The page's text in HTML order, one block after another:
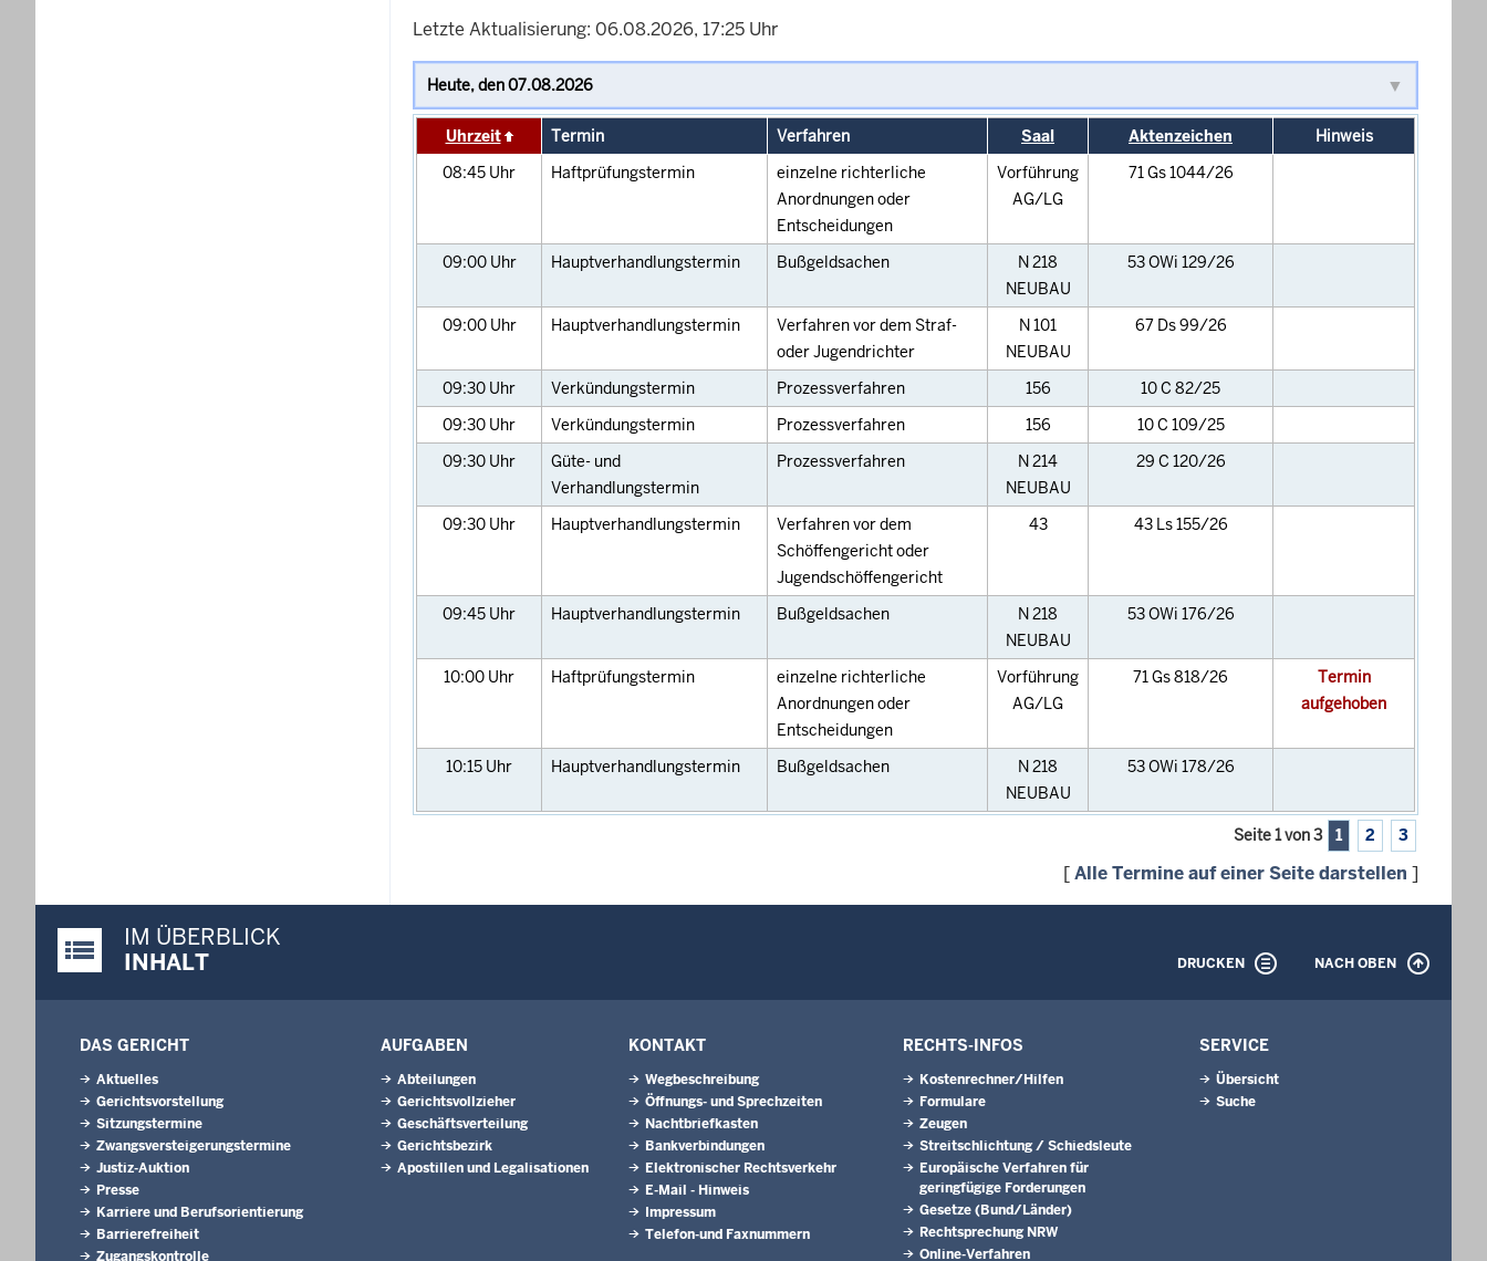
Letzte Aktualisierung: 06.08.2026, 17:25 Uhr
Uhrzeit Termin Verfahren Saal Aktenzeichen
Hinweis
08:45 Uhr Haftprüfungstermin
einzelne richterliche
Anordnungen oder
Entscheidungen
Vorführung
AG/LG
71 Gs 1044/26
09:00 Uhr Hauptverhandlungstermin Bußgeldsachen
N 218
NEUBAU
53 OWi 129/26
09:00 Uhr Hauptverhandlungstermin
Verfahren vor dem Straf-
oder Jugendrichter
N 101
NEUBAU
67 Ds 99/26
09:30 Uhr Verkündungstermin Prozessverfahren 156
10 C 82/25
09:30 Uhr Verkündungstermin Prozessverfahren 156
10 C 109/25
09:30 Uhr
Güte- und
Verhandlungstermin
Prozessverfahren
N 214
NEUBAU
29 C 120/26
09:30 Uhr Hauptverhandlungstermin
Verfahren vor dem
Schöffengericht oder
Jugendschöffengericht
43 43 Ls 155/26
09:45 Uhr Hauptverhandlungstermin Bußgeldsachen
N 218
NEUBAU
53 OWi 176/26
10:00 Uhr Haftprüfungstermin
einzelne richterliche
Anordnungen oder
Entscheidungen
Vorführung
AG/LG
71 Gs 818/26
Termin
aufgehoben
10:15 Uhr Hauptverhandlungstermin Bußgeldsachen
N 218
NEUBAU
53 OWi 178/26
Seite 1 von 3 1 2 3
[Alle Termine auf einer Seite darstellen ]
Justiz-Portal im Überblick:
IM ÜBERBLICK
INHALT
DRUCKEN NACH OBEN
DAS GERICHT
Aktuelles
Gerichtsvorstellung
Sitzungstermine
Zwangsversteigerungstermine
Justiz-Auktion
Presse
Karriere und Berufsorientierung
Barrierefreiheit
Zugangskontrolle
AUFGABEN
Abteilungen
Gerichtsvollzieher
Geschäftsverteilung
Gerichtsbezirk
Apostillen und Legalisationen
KONTAKT
Wegbeschreibung
Öffnungs- und Sprechzeiten
Nachtbriefkasten
Bankverbindungen
Elektronischer Rechtsverkehr
E-Mail - Hinweis
Impressum
Telefon-und Faxnummern
RECHTS-INFOS
Kostenrechner/Hilfen
Formulare
Zeugen
Streitschlichtung / Schiedsleute
Europäische Verfahren für
geringfügige Forderungen
Gesetze (Bund/Länder)
Rechtsprechung NRW
Online-Verfahren
SERVICE
Übersicht
Suche